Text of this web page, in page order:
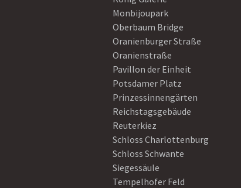
Monbijoupark
Oberbaum Bridge
Oranienburger Straße
Oranienstraße
Pavillon der Einheit
Potsdamer Platz
Prinzessinnengärten
Reichstagsgebäude
Reuterkiez
Schloss Charlottenburg
Schloss Schwante
Siegessäule
Tempelhofer Feld